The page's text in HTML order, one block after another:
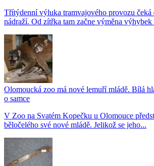
Třítýdenní výluka tramvajového provozu
nádraží. Od zítřka tam začne výměna výhybek
Olomoucká zoo má nové lemuří mládě. Bílá
o samce
V Zoo na Svatém Kopečku u Olomouce
běločelého své nové mládě. Jelikož se jeho...